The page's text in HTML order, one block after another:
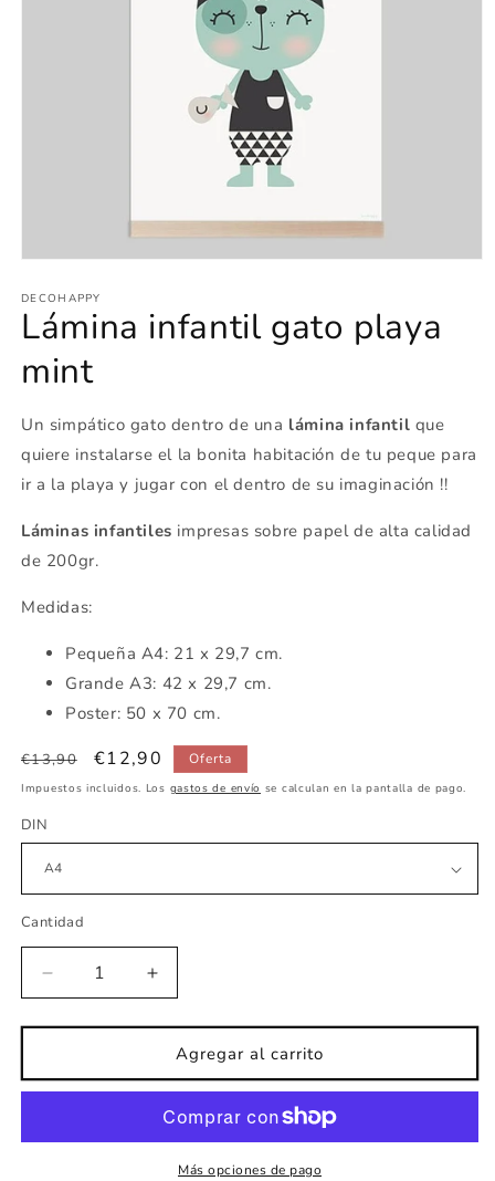
multimedia
1
en
ventana
modal
DECOHAPPY
Lámina infantil gato playa
mint
Un simpático gato dentro de una lámina infantil que
quiere instalarse el la bonita habitación de tu peque para
ir a la playa y jugar con el dentro de su imaginación !!
Láminas infantiles impresas sobre papel de alta calidad
de 200gr.
Medidas:
Pequeña A4: 21 x 29,7 cm.
Grande A3: 42 x 29,7 cm.
Poster: 50 x 70 cm.
Precio
habitual
€13,90
Precio
de
€12,90 Oferta
Impuestos incluidos. Los gastos de envío se calculan en la pantalla de pago.
DIN
Cantidad
Reducir
cantidad
para
infantil
gato
mint
Aumentar
cantidad
para
Lámina
infantil
gato
playa
mint
Agregar al carrito
Más opciones de pago